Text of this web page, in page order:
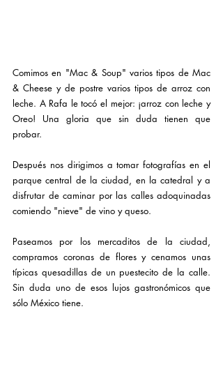
Comimos en "Mac & Soup" varios tipos de Mac
& Cheese y de postre varios tipos de arroz con
leche. A Rafa le tocó el mejor: ¡arroz con leche y
Oreo! Una gloria que sin duda tienen que
probar.
Después nos dirigimos a tomar fotografías en el
parque central de la ciudad, en la catedral y a
disfrutar de caminar por las calles adoquinadas
comiendo "nieve" de vino y queso.
Paseamos por los mercaditos de la ciudad,
compramos coronas de flores y cenamos unas
típicas quesadillas de un puestecito de la calle.
Sin duda uno de esos lujos gastronómicos que
sólo México tiene.